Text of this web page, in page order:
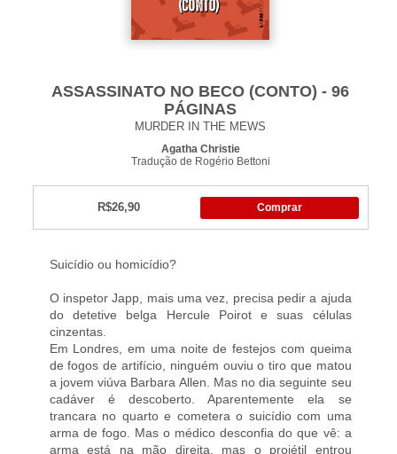
ASSASSINATO NO BECO (CONTO) - 96
PÁGINAS
MURDER IN THE MEWS
Agatha Christie
Tradução de Rogério Bettoni
R$26,90 Comprar
Suicídio ou homicídio?
O inspetor Japp, mais uma vez, precisa pedir a ajuda
do detetive belga Hercule Poirot e suas células
cinzentas.
Em Londres, em uma noite de festejos com queima
de fogos de artifício, ninguém ouviu o tiro que matou
a jovem viúva Barbara Allen. Mas no dia seguinte seu
cadáver é descoberto. Aparentemente ela se
trancara no quarto e cometera o suicídio com uma
arma de fogo. Mas o médico desconfia do que vê: a
arma está na mão direita, mas o projétil entrou